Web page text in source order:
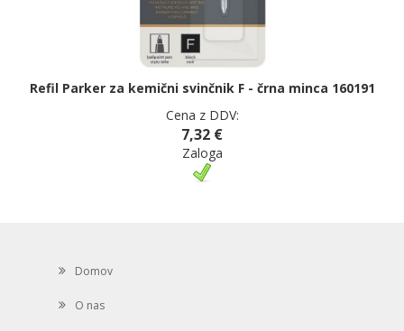
Refil Parker za kemični svinčnik F - črna minca 160191
Cena z DDV:
7,32 €
Zaloga
Domov
O nas